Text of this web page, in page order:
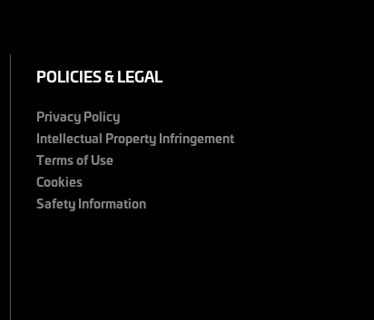
POLICIES & LEGAL
Privacy Policy
Intellectual Property Infringement
Terms of Use
Cookies
Safety Information